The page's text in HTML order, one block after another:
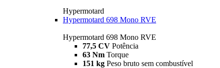
Hypermotard
Hypermotard 698 Mono RVE
Hypermotard 698 Mono RVE
77,5 CV Potência
63 Nm Torque
151 kg Peso bruto sem combustível